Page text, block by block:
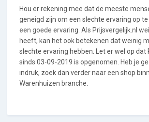
Hou er rekening mee dat de meeste
geneigd zijn om een slechte ervaring op
een goede ervaring. Als Prijsvergelijk.nl
heeft, kan het ook betekenen dat weinig
slechte ervaring hebben. Let er wel op dat
sinds 03-09-2019 is opgenomen. Heb je
indruk, zoek dan verder naar een shop
Warenhuizen branche.